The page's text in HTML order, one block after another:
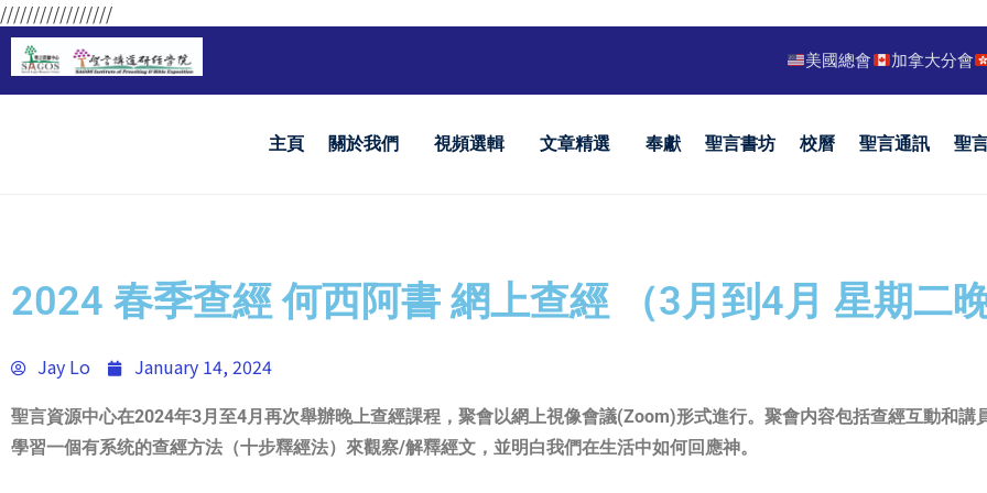
/////////////////
美國總會 加拿大分會
主頁 關於我們 視頻選輯 文章精選 奉獻 聖言書坊 校曆 聖言通訊 聖
2024 春季查經 何西阿書 網上查經 （3月到4月 星期二晚
Jay Lo January 14, 2024
聖言資源中心在2024年3月至4月再次舉辦晚上查經課程，聚會以網上視像會議(Zoom)形式進行。聚會内容包括查經互動和講
學習一個有系统的查經方法（十步釋經法）來觀察/解釋經文，並明白我們在生活中如何回應神。